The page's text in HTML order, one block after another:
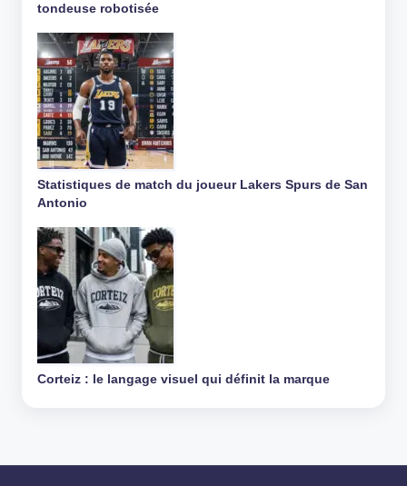
tondeuse robotisée
Statistiques de match du joueur Lakers Spurs de San
Antonio
Corteiz : le langage visuel qui définit la marque